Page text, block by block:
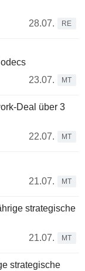
28.07.
RE
23.07.
MT
Deal über 3
22.07.
MT
21.07.
MT
strategische
21.07.
MT
strategische